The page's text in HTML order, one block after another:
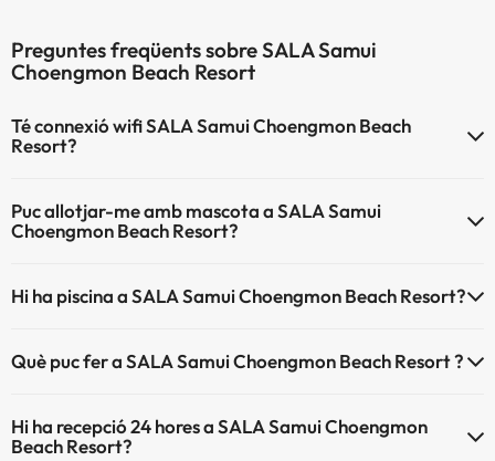
Preguntes freqüents sobre SALA Samui
Choengmon Beach Resort
Té connexió wifi SALA Samui Choengmon Beach
Resort?
Puc allotjar-me amb mascota a SALA Samui
Choengmon Beach Resort?
Hi ha piscina a SALA Samui Choengmon Beach Resort?
pot ser de pagament) Aquí tens més info sobre la piscina i altres
Piscina a l'aire lliure (temporada d'estiu)
Piscina a l'aire lliure (tota la temporada)
Què puc fer a SALA Samui Choengmon Beach Resort ?
activitats (algunes poden ser de pagament).
Hi ha recepció 24 hores a SALA Samui Choengmon
Beach Resort?